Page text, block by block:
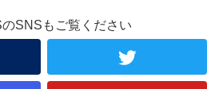
SNSもご覧ください